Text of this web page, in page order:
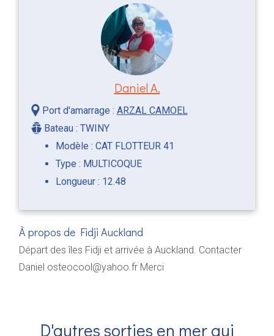
Daniel A.
Port d'amarrage : ARZAL CAMOEL
Bateau : TWINY
Modèle : CAT FLOTTEUR 41
Type : MULTICOQUE
Longueur : 12.48
À propos de Fidji Auckland
Départ des îles Fidji et arrivée à Auckland. Contacter
Daniel osteocool@yahoo.fr Merci
D'autres sorties en mer qui